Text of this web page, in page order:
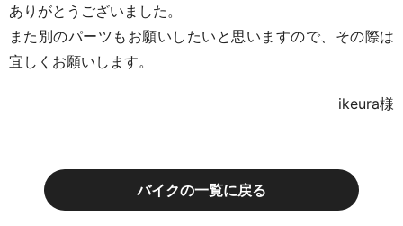
ありがとうございました。
また別のパーツもお願いしたいと思いますので、その際は
宜しくお願いします。
ikeura様
バイクの一覧に戻る